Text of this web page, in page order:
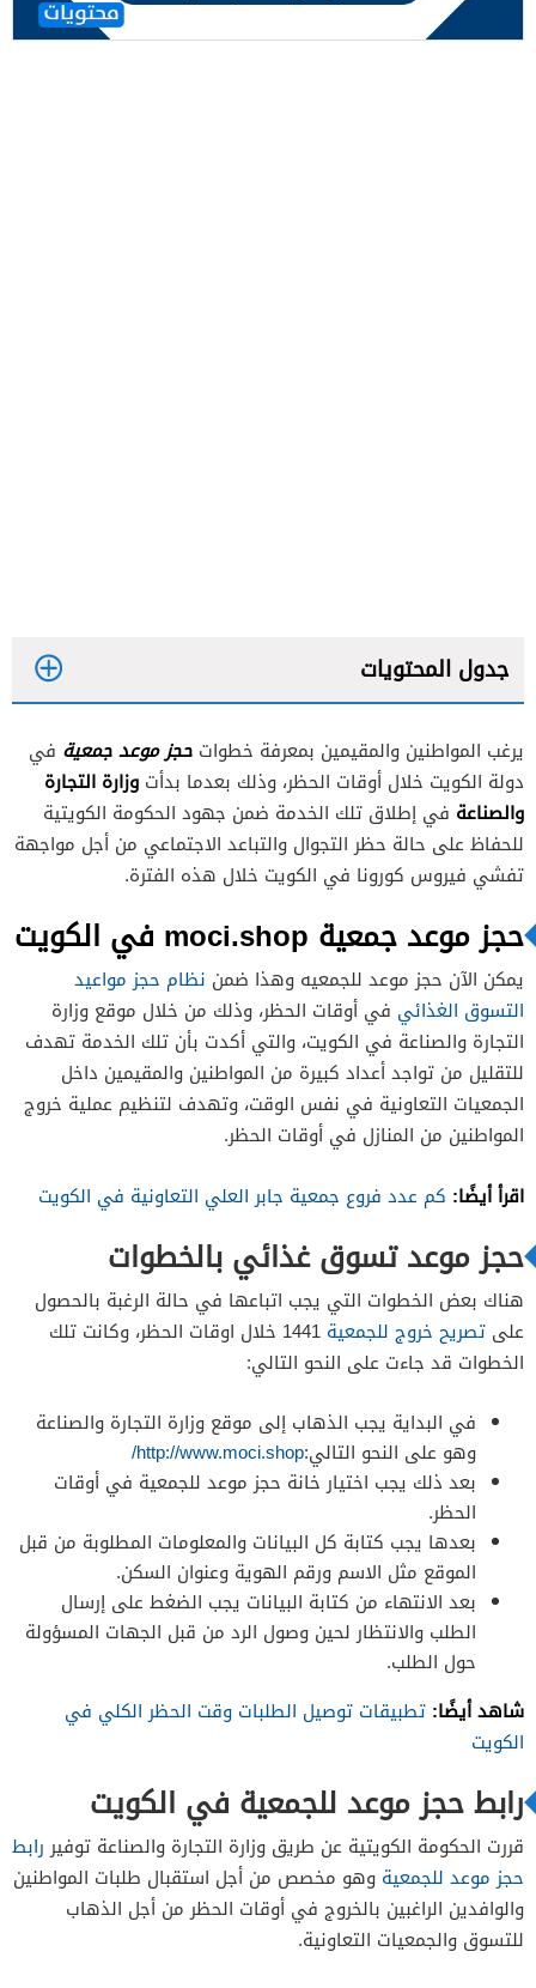
جدول المحتويات
يرغب المواطنين والمقيمين بمعرفة خطوات حجز موعد جمعية في
دولة الكويت خلال أوقات الحظر، وذلك بعدما بدأت وزارة التجارة
والصناعة في إطلاق تلك الخدمة ضمن جهود الحكومة الكويتية
للحفاظ على حالة حظر التجوال والتباعد الاجتماعي من أجل مواجهة
تفشي فيروس كورونا في الكويت خلال هذه الفترة.
حجز موعد جمعية moci.shop في الكويت
يمكن الآن حجز موعد للجمعيه وهذا ضمن نظام حجز مواعيد
التسوق الغذائي في أوقات الحظر، وذلك من خلال موقع وزارة
التجارة والصناعة في الكويت، والتي أكدت بأن تلك الخدمة تهدف
للتقليل من تواجد أعداد كبيرة من المواطنين والمقيمين داخل
الجمعيات التعاونية في نفس الوقت، وتهدف لتنظيم عملية خروج
المواطنين من المنازل في أوقات الحظر.
اقرأ أيضًا: كم عدد فروع جمعية جابر العلي التعاونية في الكويت
حجز موعد تسوق غذائي بالخطوات
هناك بعض الخطوات التي يجب اتباعها في حالة الرغبة بالحصول
على تصريح خروج للجمعية
1441 خلال اوقات الحظر، وكانت تلك
الخطوات قد جاءت على النحو التالي:
في البداية يجب الذهاب إلى موقع وزارة التجارة والصناعة
وهو على النحو التالي:http://www.moci.shop/
بعد ذلك يجب اختيار خانة حجز موعد للجمعية في أوقات
الحظر.
بعدها يجب كتابة كل البيانات والمعلومات المطلوبة من قبل
الموقع مثل الاسم ورقم الهوية وعنوان السكن.
بعد الانتهاء من كتابة البيانات يجب الضغط على إرسال
الطلب والانتظار لحين وصول الرد من قبل الجهات المسؤولة
حول الطلب.
شاهد أيضًا: تطبيقات توصيل الطلبات وقت الحظر الكلي في
الكويت
رابط حجز موعد للجمعية في الكويت
قررت الحكومة الكويتية عن طريق وزارة التجارة والصناعة توفيررابط
حجز موعد للجمعية وهو مخصص من أجل استقبال طلبات المواطنين
والوافدين الراغبين بالخروج في أوقات الحظر من أجل الذهاب
للتسوق والجمعيات التعاونية.